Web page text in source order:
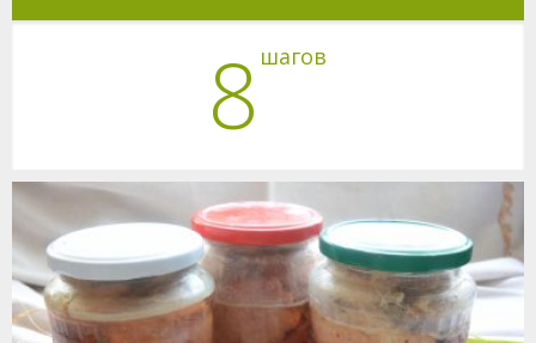
8 шагов